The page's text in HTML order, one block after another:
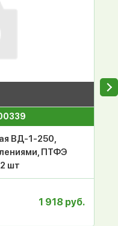
ВД-1-250,
ПТФЭ
шт
1 918 руб.